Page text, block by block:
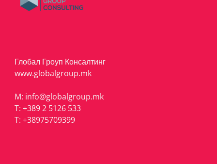
Глобал Гроуп Консалтинг
www.globalgroup.mk
M: info@globalgroup.mk
T: +389 2 5126 533
T: +38975709399